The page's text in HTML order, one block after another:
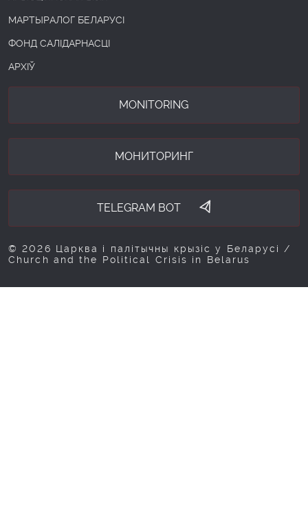
МАРТЫРАЛОГ БЕЛАРУСІ
ФОНД САЛІДАРНАСЦІ
АРХІЎ
MONITORING
МОНИТОРИНГ
TELEGRAM BOT
© 2026 Царква і палітычны крызіс у Беларусі /
Church and the Political Crisis in Belarus